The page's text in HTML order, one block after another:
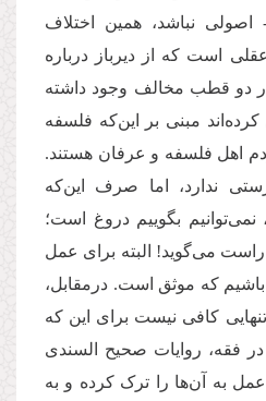
اصولی نباشد، همین اختلاف
است که از دیرباز درباره
دو قطب مخالف وجود داشته
مبنی بر این‌که فلسفه
اهل فلسفه و عرفان هستند.
ندارد، اما صرف این‌که
نمی‌توانیم بگوییم دروغ است؛
می‌گوید! البته برای عمل
باشیم که موثق است. درمقابل،
کافی نیست برای این که
فقه، روایات صحیح السندی
به آن‌ها را ترک کرده و به